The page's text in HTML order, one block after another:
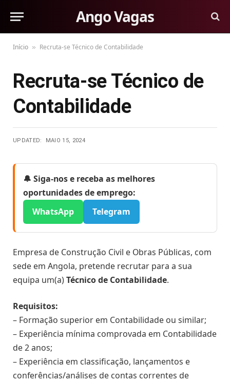
Ango Vagas
Início » Recruta-se Técnico de Contabilidade
Recruta-se Técnico de
Contabilidade
UPDATED: MAIO 15, 2024
🔔 Siga-nos e receba as melhores
oportunidades de emprego:
WhatsApp
Telegram
Empresa de Construção Civil e Obras Públicas, com
sede em Angola, pretende recrutar para a sua
equipa um(a)Técnico de Contabilidade.
Requisitos:
– Formação superior em Contabilidade ou similar;
– Experiência mínima comprovada em Contabilidade
de 2 anos;
– Experiência em classificação, lançamentos e
conferências/análises de contas correntes de